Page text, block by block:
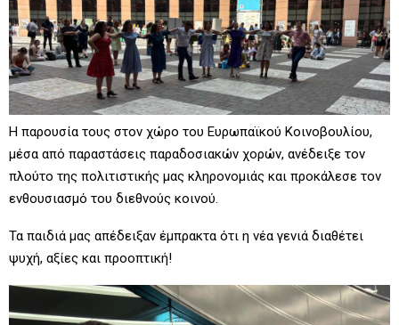
Η παρουσία τους στον χώρο του Ευρωπαϊκού Κοινοβουλίου,
μέσα από παραστάσεις παραδοσιακών χορών, ανέδειξε τον
πλούτο της πολιτιστικής μας κληρονομιάς και προκάλεσε τον
ενθουσιασμό του διεθνούς κοινού.
Τα παιδιά μας απέδειξαν έμπρακτα ότι η νέα γενιά διαθέτει
ψυχή, αξίες και προοπτική!